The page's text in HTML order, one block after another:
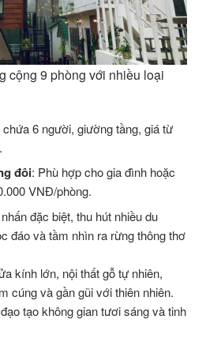
cộng 9 phòng với nhiều loại
6 người, giường tầng, giá từ
đôi: Phù hợp cho gia đình hoặc
VNĐ/phòng.
đặc biệt, thu hút nhiều du
đáo và tầm nhìn ra rừng thông thơ
kính lớn, nội thất gỗ tự nhiên,
cúng và gần gũi với thiên nhiên.
tạo không gian tươi sáng và tinh